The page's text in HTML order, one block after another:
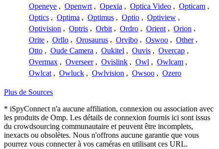
Openeye , Openwrt , Opexia , Optica Video , Opticam ,
Optics , Optima , Optimus , Optio , Optiview ,
Optivision , Optris , Orbit , Ordro , Orient , Orion ,
Orite , Orllo , Orosaurus , Orvibo , Oswoo , Other ,
Otto , Oude Camera , Oukitel , Ouvis , Overcap ,
Overmax , Overseer , Ovislink , Owl , Owlcam ,
Owlcat , Owluck , Owlvision , Owsoo , Ozero
Plus de Sources
* iSpyConnect n'a aucune affiliation, connexion ou association avec
les produits de Omp. Les détails de connexion fournis ici sont issus
du crowdsourcing communautaire et peuvent être incomplets,
inexacts ou obsolètes. Nous n'offrons aucune garantie que vous
pourrez vous connecter à vos caméras en utilisant ces URL.